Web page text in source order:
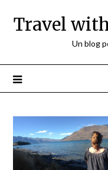
Travel
Un blog